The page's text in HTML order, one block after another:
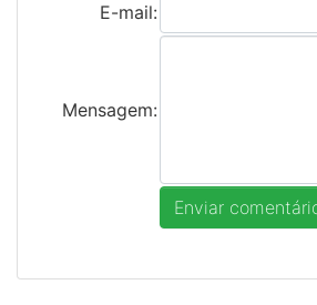
E-mail:
Mensagem: